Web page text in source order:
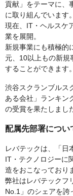
貢献」をテーマに、
に取り組んでいます。
現在、IT・ヘルスケ
業を展開。
新規事業にも積極的
元、10以上もの新規
することができます。
渋谷スクランブルス
ある会社」ランキン
の受賞を果たしまし
配属先部署につい
レバテックは、「日
IT・テクノロジーに
造をおこなっており
弊社はレバテックフ
No.1」のシェアを誇